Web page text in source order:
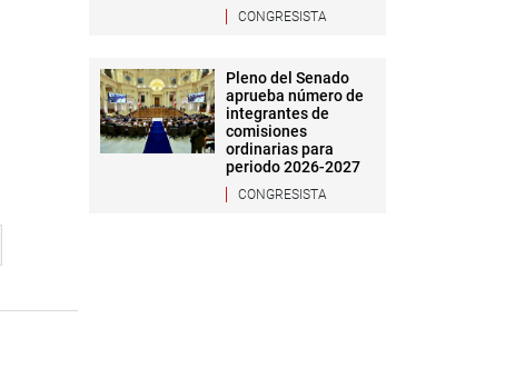
CONGRESISTA
Pleno del Senado
aprueba número de
integrantes de
comisiones
ordinarias para
periodo 2026-2027
CONGRESISTA